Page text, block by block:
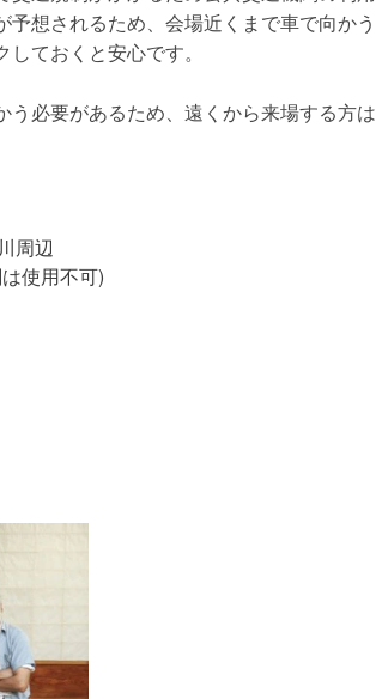
想されるため、会場近くまで車で向かう
ておくと安心です。
必要があるため、遠くから来場する方は
周辺
使用不可)